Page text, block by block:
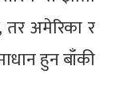
अमेरिका र
हुन बाँकी